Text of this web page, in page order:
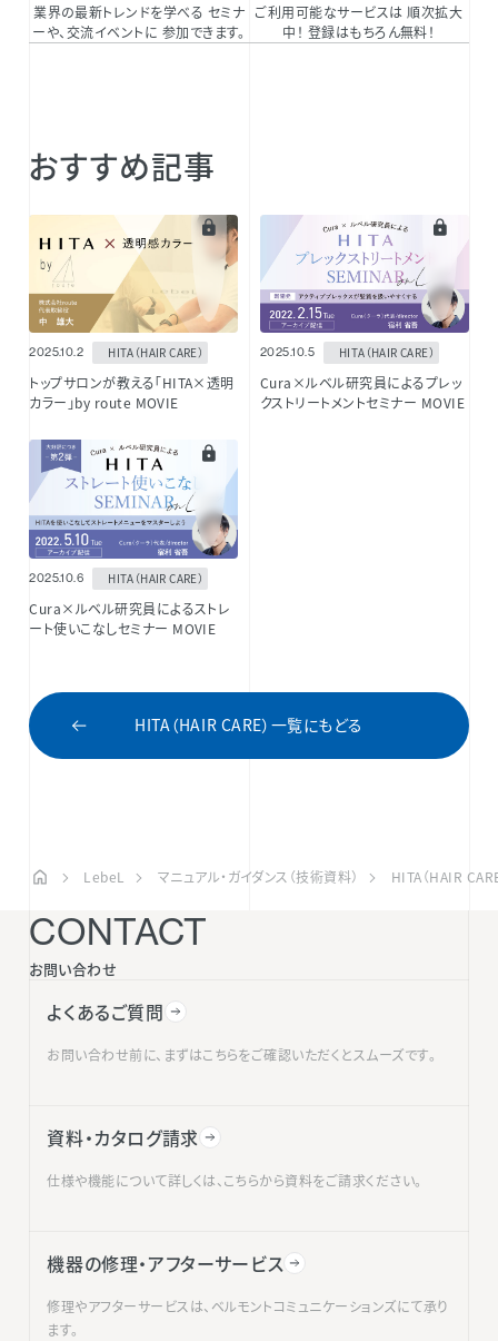
業界の最新トレンドを学べる セミナ
ーや、交流イベントに 参加できます。
ご利用可能なサービスは 順次拡大
中！ 登録はもちろん無料！
おすすめ記事
2025.10.2 HITA（HAIR CARE）
トップサロンが教える「HITA×透明
カラー」by route MOVIE
2025.10.5 HITA（HAIR CARE）
Cura×ルベル研究員によるプレッ
クストリートメントセミナー MOVIE
2025.10.6 HITA（HAIR CARE）
Cura×ルベル研究員によるストレ
ート使いこなしセミナー MOVIE
HITA（HAIR CARE）一覧にもどる
LebeL マニュアル・ガイダンス（技術資料） HITA（HAIR
CONTACT
お問い合わせ
よくあるご質問
お問い合わせ前に、まずはこちらをご確認いただくとスムーズです。
資料・カタログ請求
仕様や機能について詳しくは、こちらから資料をご請求ください。
機器の修理・アフターサービス
修理やアフターサービスは、ベルモントコミュニケーションズにて承り
ます。